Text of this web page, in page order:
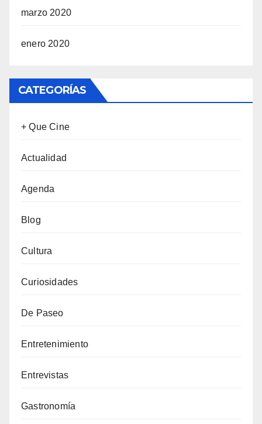
marzo 2020
enero 2020
CATEGORÍAS
+ Que Cine
Actualidad
Agenda
Blog
Cultura
Curiosidades
De Paseo
Entretenimiento
Entrevistas
Gastronomía